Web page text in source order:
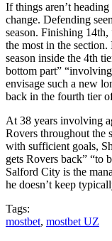
If things aren’t
change. Defending
season. Finishing
the most in the
season inside the 4th
bottom part”
envisage such a new
back in the fourth tier
At 38 years involving
Rovers throughout the
with sufficient goals,
gets Rovers back” “to
Salford City is the
he doesn’t keep
Tags:
mostbet, mostbet UZ